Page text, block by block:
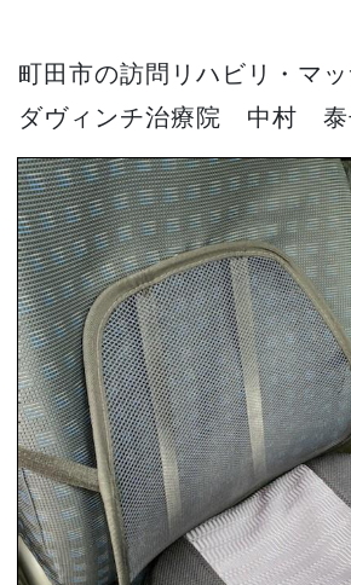
町田市の訪問リハビリ・マ
ダヴィンチ治療院 中村 泰